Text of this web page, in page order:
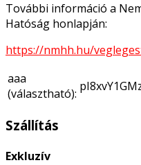
További információ a
Hatóság honlapján:
https://nmhh.hu/
aaa
(választható):
Szállítás
Exkluzív